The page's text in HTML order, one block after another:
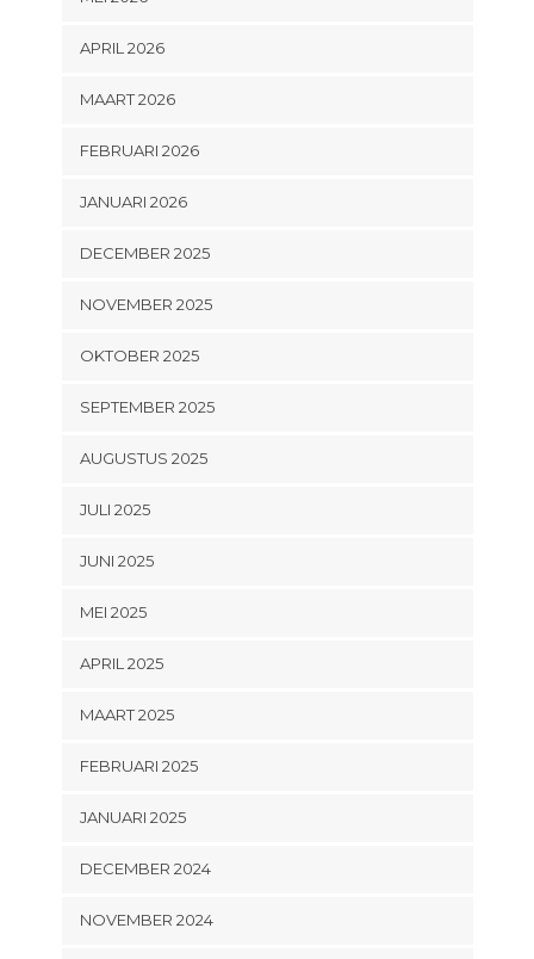
APRIL 2026
MAART 2026
FEBRUARI 2026
JANUARI 2026
DECEMBER 2025
NOVEMBER 2025
OKTOBER 2025
SEPTEMBER 2025
AUGUSTUS 2025
JULI 2025
JUNI 2025
MEI 2025
APRIL 2025
MAART 2025
FEBRUARI 2025
JANUARI 2025
DECEMBER 2024
NOVEMBER 2024